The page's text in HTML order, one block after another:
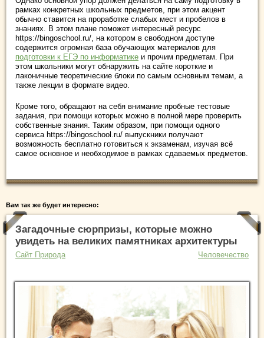
рамках конкретных школьных предметов, при этом акцент
обычно ставится на проработке слабых мест и пробелов в
знаниях. В этом плане поможет интересный ресурс
https://bingoschool.ru/, на котором в свободном доступе
содержится огромная база обучающих материалов для
подготовки к ЕГЭ по информатике и прочим предметам. При
этом школьники могут обнаружить на сайте короткие и
лаконичные теоретические блоки по самым основным темам, а
также лекции в формате видео.
Кроме того, обращают на себя внимание пробные тестовые
задания, при помощи которых можно в полной мере проверить
собственные знания. Таким образом, при помощи одного
сервиса https://bingoschool.ru/ выпускники получают
возможность бесплатно готовиться к экзаменам, изучая всё
самое основное и необходимое в рамках сдаваемых предметов.
Вам так же будет интересно:
Загадочные сюрпризы, которые можно
увидеть на великих памятниках архитектуры
Сайт Природа Человечество